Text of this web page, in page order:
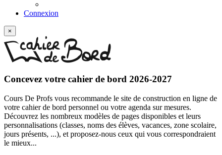
Connexion
×
Concevez votre cahier de bord 2026-2027
Cours De Profs vous recommande le site de construction en ligne de
votre cahier de bord personnel ou votre agenda sur mesures.
Découvrez les nombreux modèles de pages disponibles et leurs
personnalisations (classes, noms des élèves, vacances, zone scolaire,
jours présents, ...), et proposez-nous ceux qui vous correspondraient
le mieux...